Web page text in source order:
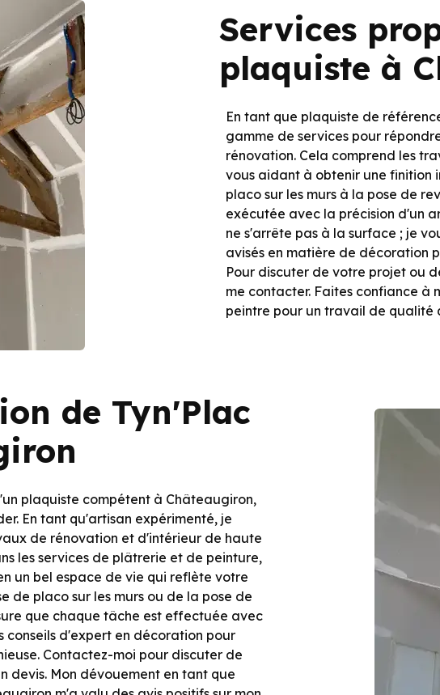
Services
plaquiste à
En tant que plaquiste de
gamme de services pour
rénovation. Cela comprend les
vous aidant à obtenir une finition
placo sur les murs à la pose de
exécutée avec la précision d'un
ne s'arrête pas à la surface ; je
avisés en matière de décoration
Pour discuter de votre projet ou
me contacter. Faites confiance à
peintre pour un travail de qualité
de Tyn'Plac
plaquiste compétent à Châteaugiron,
En tant qu'artisan expérimenté, je
de rénovation et d'intérieur de haute
les services de plâtrerie et de peinture,
un bel espace de vie qui reflète votre
de placo sur les murs ou de la pose de
que chaque tâche est effectuée avec
conseils d'expert en décoration pour
Contactez-moi pour discuter de
devis. Mon dévouement en tant que